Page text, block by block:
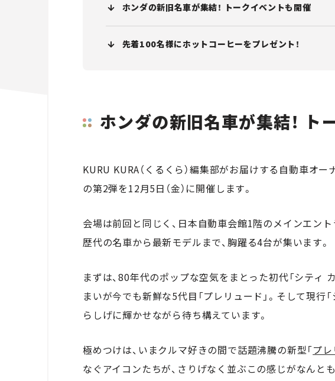
ホンダの新旧名車が集結！ トークイベントも開催
先着100名様にホットコーヒーをプレゼント！
ホンダの新旧名車が集結！ ト
KURU KURA（くるくら）編集部がお届けする自動車オー
の第2弾を12月5日（金）に開催します。
会場は前回と同じく、日本自動車会館1階のメインエント
歴代の名車から最新モデルまで、胸躍る4台が集います。
まずは、80年代のポップな空気をまとった初代「シティ
まいが今でも新鮮な5代目「プレリュード」。そして現行
らしげに輝かせながら待ち構えています。
極めつけは、いまクルマ好きの間で話題沸騰の新型「プ
なぐアイコンたちが、さりげなく並ぶこの感じがなんとも